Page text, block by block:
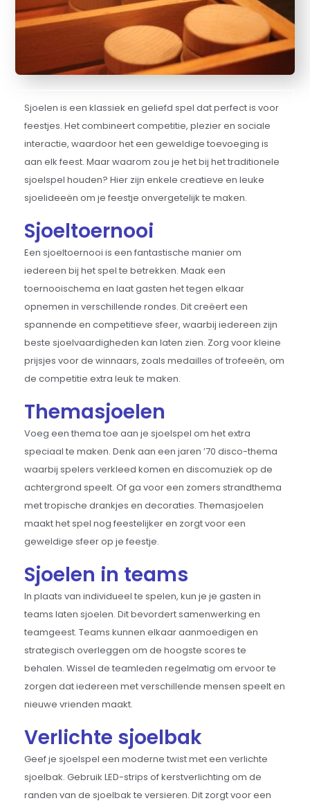
Sjoelen is een klassiek en geliefd spel dat perfect is voor
feestjes. Het combineert competitie, plezier en sociale
interactie, waardoor het een geweldige toevoeging is
aan elk feest. Maar waarom zou je het bij het traditionele
sjoelspel houden? Hier zijn enkele creatieve en leuke
sjoelideeën om je feestje onvergetelijk te maken.
Sjoeltoernooi
Een sjoeltoernooi is een fantastische manier om
iedereen bij het spel te betrekken. Maak een
toernooischema en laat gasten het tegen elkaar
opnemen in verschillende rondes. Dit creëert een
spannende en competitieve sfeer, waarbij iedereen zijn
beste sjoelvaardigheden kan laten zien. Zorg voor kleine
prijsjes voor de winnaars, zoals medailles of trofeeën, om
de competitie extra leuk te maken.
Themasjoelen
Voeg een thema toe aan je sjoelspel om het extra
speciaal te maken. Denk aan een jaren ’70 disco-thema
waarbij spelers verkleed komen en discomuziek op de
achtergrond speelt. Of ga voor een zomers strandthema
met tropische drankjes en decoraties. Themasjoelen
maakt het spel nog feestelijker en zorgt voor een
geweldige sfeer op je feestje.
Sjoelen in teams
In plaats van individueel te spelen, kun je je gasten in
teams laten sjoelen. Dit bevordert samenwerking en
teamgeest. Teams kunnen elkaar aanmoedigen en
strategisch overleggen om de hoogste scores te
behalen. Wissel de teamleden regelmatig om ervoor te
zorgen dat iedereen met verschillende mensen speelt en
nieuwe vrienden maakt.
Verlichte sjoelbak
Geef je sjoelspel een moderne twist met een verlichte
sjoelbak. Gebruik LED-strips of kerstverlichting om de
randen van de sjoelbak te versieren. Dit zorgt voor een